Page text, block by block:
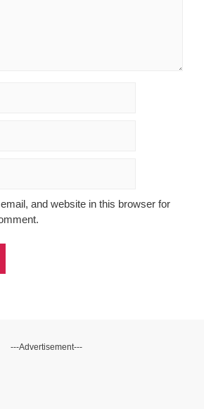
and website in this browser for
---Advertisement---